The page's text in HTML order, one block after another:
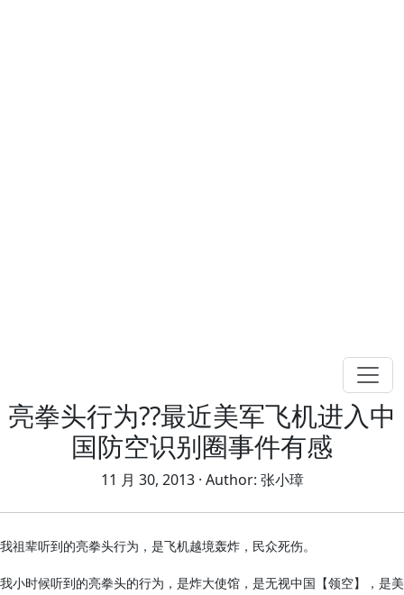
亮拳头行为??最近美军飞机进入中
国防空识别圈事件有感
11 月 30, 2013 · Author: 张小璋
我祖辈听到的亮拳头行为，是飞机越境轰炸，民众死伤。
我小时候听到的亮拳头的行为，是炸大使馆，是无视中国【领空】，是美